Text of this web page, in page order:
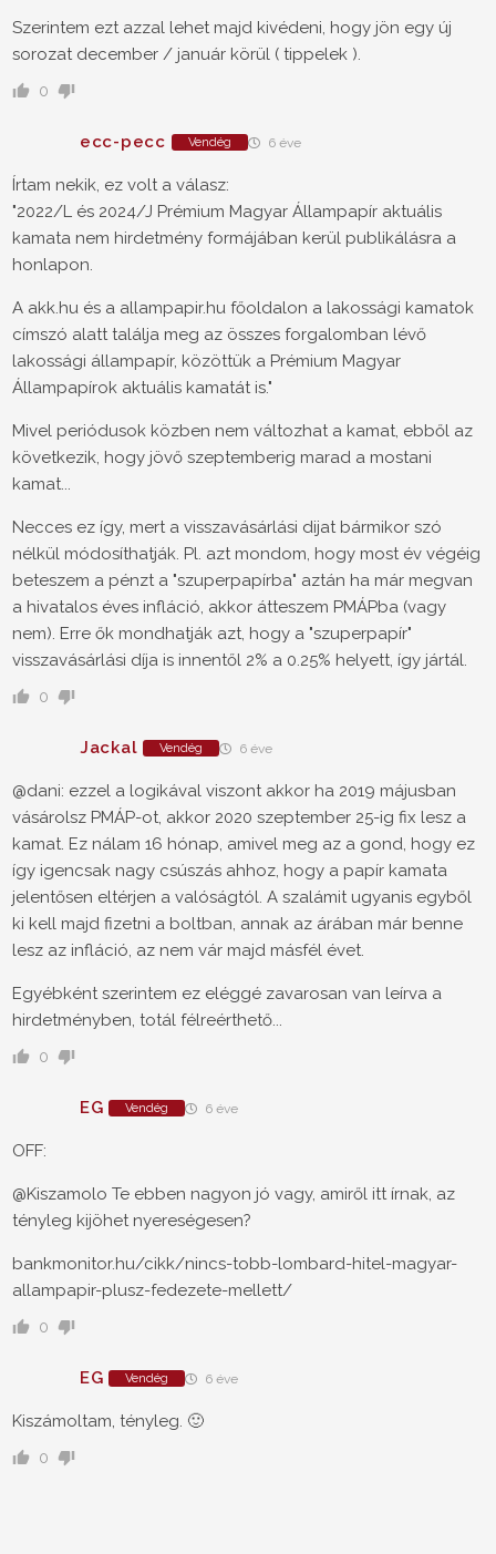
Szerintem ezt azzal lehet majd kivédeni, hogy jön egy új
sorozat december / január körül ( tippelek ).
0
ecc-pecc Vendég 6 éve
Írtam nekik, ez volt a válasz:
"2022/L és 2024/J Prémium Magyar Állampapír aktuális
kamata nem hirdetmény formájában kerül publikálásra a
honlapon.
A akk.hu és a allampapir.hu főoldalon a lakossági kamatok
címszó alatt találja meg az összes forgalomban lévő
lakossági állampapír, közöttük a Prémium Magyar
Állampapírok aktuális kamatát is."
Mivel periódusok közben nem változhat a kamat, ebből az
következik, hogy jövő szeptemberig marad a mostani
kamat...
Necces ez így, mert a visszavásárlási dijat bármikor szó
nélkül módosíthatják. Pl. azt mondom, hogy most év végéig
beteszem a pénzt a "szuperpapírba" aztán ha már megvan
a hivatalos éves infláció, akkor átteszem PMÁPba (vagy
nem). Erre ők mondhatják azt, hogy a "szuperpapír"
visszavásárlási díja is innentől 2% a 0.25% helyett, így jártál.
0
Jackal Vendég 6 éve
@dani: ezzel a logikával viszont akkor ha 2019 májusban
vásárolsz PMÁP-ot, akkor 2020 szeptember 25-ig fix lesz a
kamat. Ez nálam 16 hónap, amivel meg az a gond, hogy ez
így igencsak nagy csúszás ahhoz, hogy a papír kamata
jelentősen eltérjen a valóságtól. A szalámit ugyanis egyből
ki kell majd fizetni a boltban, annak az árában már benne
lesz az infláció, az nem vár majd másfél évet.
Egyébként szerintem ez eléggé zavarosan van leírva a
hirdetményben, totál félreérthető...
0
EG Vendég 6 éve
OFF:
@Kiszamolo Te ebben nagyon jó vagy, amiről itt írnak, az
tényleg kijöhet nyereségesen?
bankmonitor.hu/cikk/nincs-tobb-lombard-hitel-magyar-
allampapir-plusz-fedezete-mellett/
0
EG Vendég 6 éve
Kiszámoltam, tényleg. 🙂
0